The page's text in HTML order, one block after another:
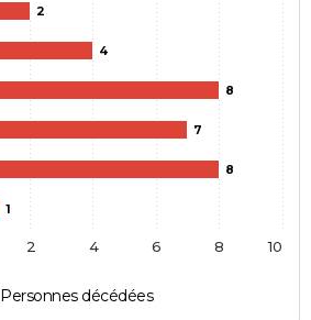
2
4
8
7
8
1
Personnes décédées
2 4 6 8 10